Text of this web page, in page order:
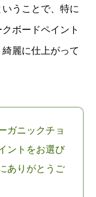
うことで、特に
ボードペイント
麗に仕上がって
ガニックチョ
ントをお選び
ありがとうご